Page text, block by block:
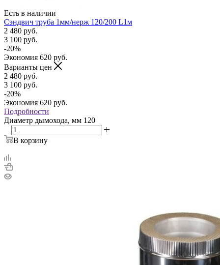
Есть в наличии
Сэндвич труба 1мм/нерж 120/200 L1м
2 480 руб.
3 100 руб.
-20%
Экономия 620 руб.
Варианты цен
2 480 руб.
3 100 руб.
-20%
Экономия 620 руб.
Подробности
Диаметр дымохода, мм 120
В корзину